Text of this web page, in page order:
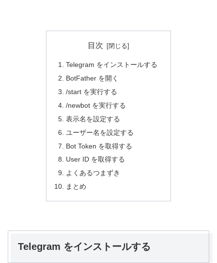
目次
Telegram をインストールする
BotFather を開く
/start を実行する
/newbot を実行する
表示名を設定する
ユーザー名を設定する
Bot Token を取得する
User ID を取得する
よくあるつまずき
まとめ
Telegram をインストールする